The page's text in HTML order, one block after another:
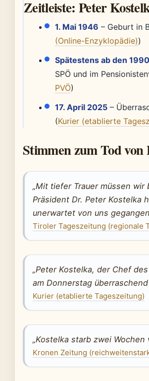
Zeitleiste: Peter
1. Mai 1946 – Geburt in
(Online-Enzyklopädie))
Spätestens ab den
SPÖ und im
PVÖ)
17. April 2025 –
(Kurier (etablierte
Stimmen zum Tod von
„Mit tiefer Trauer müssen
Präsident Dr. Peter Kostelka
unerwartet von uns
Tiroler Tageszeitung (regionale
„Peter Kostelka, der Chef
am Donnerstag
Kurier (etablierte Tageszeitung)
„Kostelka starb zwei
Kronen Zeitung